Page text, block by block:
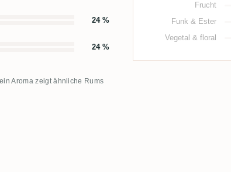
24 %
24 %
Aroma zeigt ähnliche Rums
Frucht
Funk & Ester
Vegetal & floral